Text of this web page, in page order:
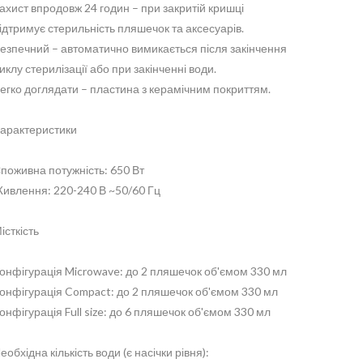
впродовж 24 годин – при закритій кришці
стерильність пляшечок та аксесуарів.
– автоматично вимикається після закінчення
стерилізації або при закінченні води.
доглядати – пластина з керамічним покриттям.
потужність: 650 Вт
220-240 В ~50/60 Гц
Microwave: до 2 пляшечок об'ємом 330 мл
Compact: до 2 пляшечок об'ємом 330 мл
Full size: до 6 пляшечок об'ємом 330 мл
кількість води (є насічки рівня):